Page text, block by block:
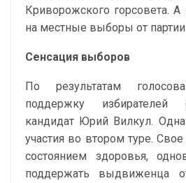
Криворожского горсовета.
на местные выборы от
Сенсация выборов
По результатам
поддержку избирателей
кандидат Юрий Вилкул.
участия во втором туре.
состоянием здоровья,
поддержать выдвиженца